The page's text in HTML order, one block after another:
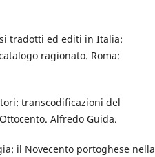
tradotti ed editi in Italia:
ragionato. Roma:
transcodificazioni del
Alfredo Guida.
il Novecento portoghese nella